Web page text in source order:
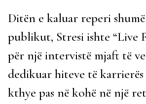
Ditën e kaluar reperi
publikut, Stresi ishte “Live
për një intervistë mjaft të
dedikuar hiteve të
kthye pas në kohë në një